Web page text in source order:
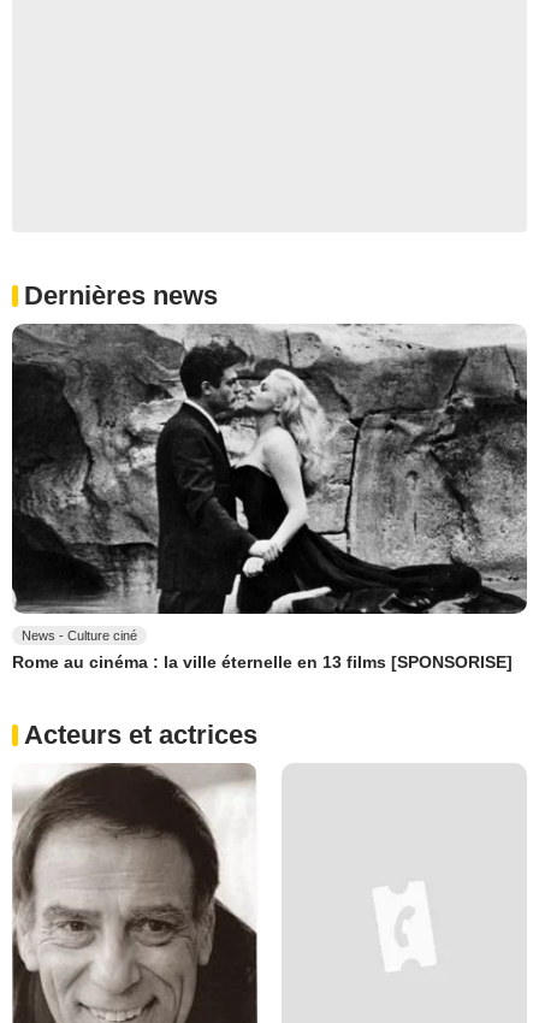
Dernières news
News - Culture ciné
Rome au cinéma : la ville éternelle en 13 films [SPONSORISE]
Acteurs et actrices